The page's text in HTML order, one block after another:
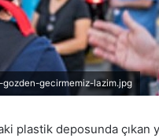
gecirmemiz-lazim.jpg
plastik deposunda çıkan